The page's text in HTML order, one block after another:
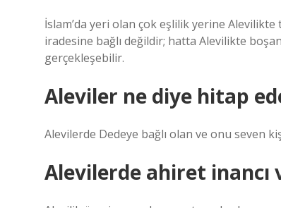
İslam’da yeri olan çok eşlilik yerine Alevilikte
iradesine bağlı değildir; hatta Alevilikte
gerçekleşebilir.
Aleviler ne diye hitap
Alevilerde Dedeye bağlı olan ve onu seven
Alevilerde ahiret inancı